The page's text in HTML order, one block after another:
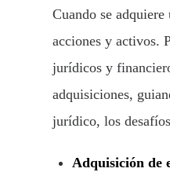
Cuando se
acciones y activos.
jurídicos y
adquisiciones,
jurídico, los
Adquisición de